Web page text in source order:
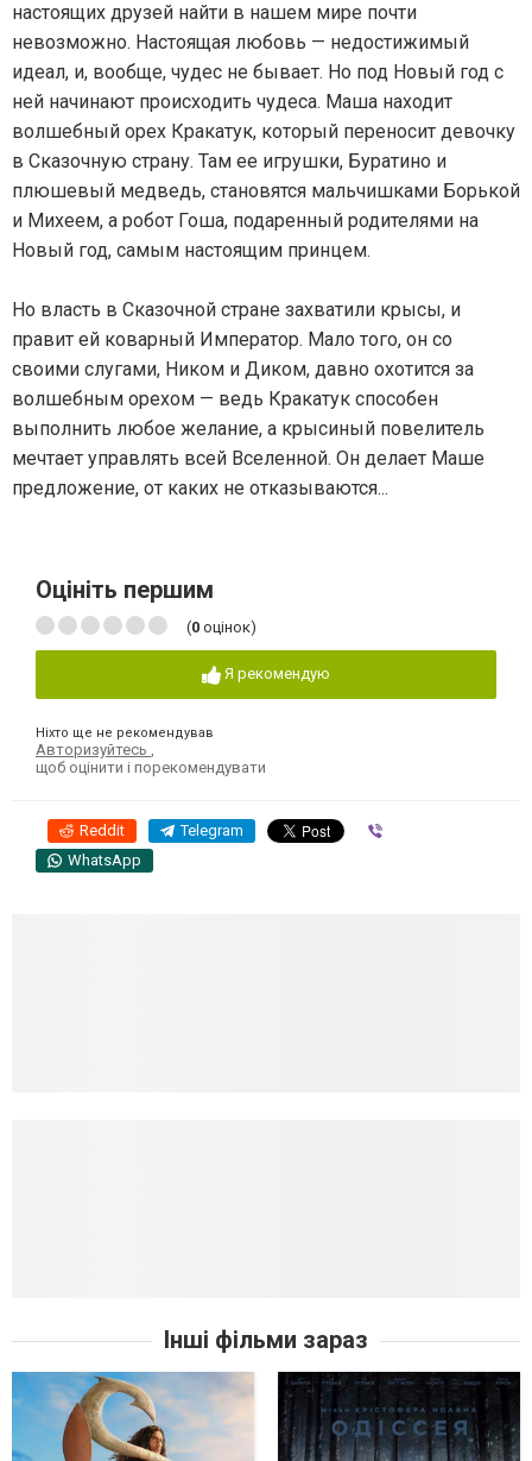
настоящих друзей найти в нашем мире почти
невозможно. Настоящая любовь — недостижимый
идеал, и, вообще, чудес не бывает. Но под Новый год с
ней начинают происходить чудеса. Маша находит
волшебный орех Кракатук, который переносит девочку
в Сказочную страну. Там ее игрушки, Буратино и
плюшевый медведь, становятся мальчишками Борькой
и Михеем, а робот Гоша, подаренный родителями на
Новый год, самым настоящим принцем.
Но власть в Сказочной стране захватили крысы, и
правит ей коварный Император. Мало того, он со
своими слугами, Ником и Диком, давно охотится за
волшебным орехом — ведь Кракатук способен
выполнить любое желание, а крысиный повелитель
мечтает управлять всей Вселенной. Он делает Маше
предложение, от каких не отказываются...
Оцініть першим
(0 оцінок)
Я рекомендую
Ніхто ще не рекомендував
Авторизуйтесь
щоб оцінити і порекомендувати
Reddit Telegram
WhatsApp
Інші фільми зараз